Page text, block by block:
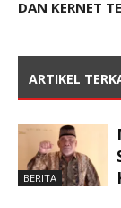
DAN KERNET
ARTIKEL
BERITA